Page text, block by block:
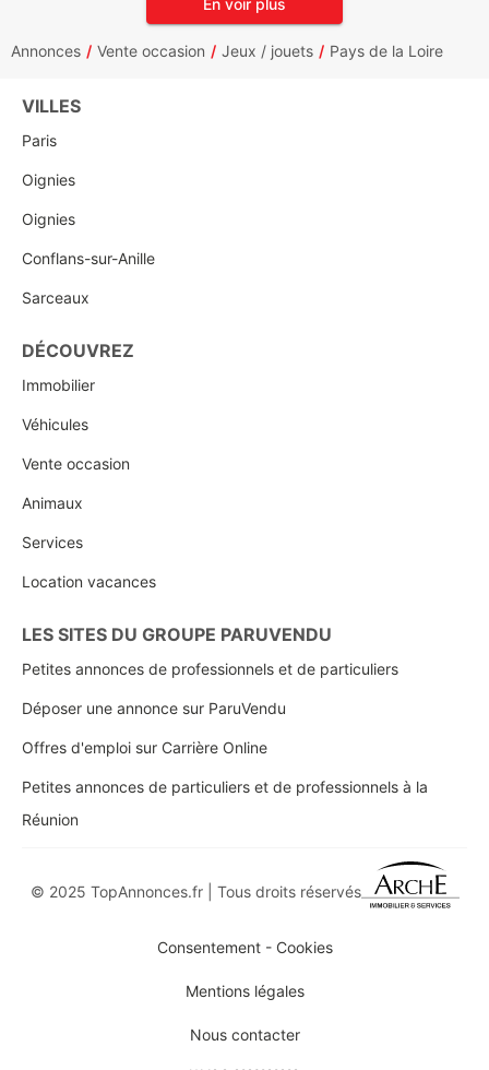
En voir plus
Annonces Vente occasion Jeux / jouets Pays de la Loire
VILLES
Paris
Oignies
Oignies
Conflans-sur-Anille
Sarceaux
DÉCOUVREZ
Immobilier
Véhicules
Vente occasion
Animaux
Services
Location vacances
LES SITES DU GROUPE PARUVENDU
Petites annonces de professionnels et de particuliers
Déposer une annonce sur ParuVendu
Offres d'emploi sur Carrière Online
Petites annonces de particuliers et de professionnels à la
Réunion
© 2025 TopAnnonces.fr | Tous droits réservés
Consentement - Cookies
Mentions légales
Nous contacter